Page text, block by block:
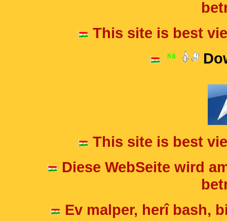
This site is best
This site is best
Diese WebSeite wird
Ev malper, herî bash,